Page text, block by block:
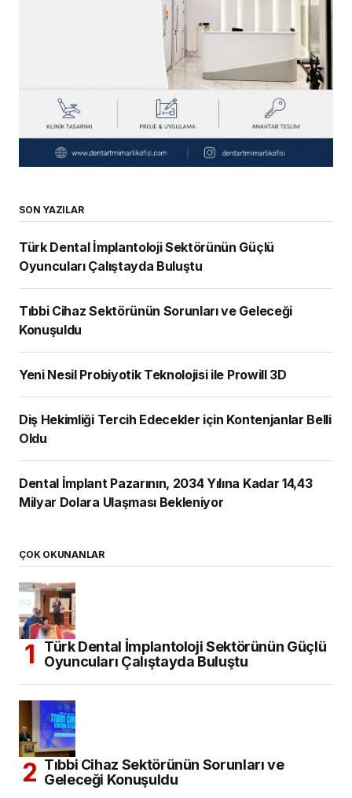
SON YAZILAR
Türk Dental İmplantoloji Sektörünün Güçlü
Oyuncuları Çalıştayda Buluştu
Tıbbi Cihaz Sektörünün Sorunları ve Geleceği
Konuşuldu
Yeni Nesil Probiyotik Teknolojisi ile Prowill 3D
Diş Hekimliği Tercih Edecekler için Kontenjanlar Belli
Oldu
Dental İmplant Pazarının, 2034 Yılına Kadar 14,43
Milyar Dolara Ulaşması Bekleniyor
ÇOK OKUNANLAR
Türk Dental İmplantoloji Sektörünün Güçlü
Oyuncuları Çalıştayda Buluştu
Tıbbi Cihaz Sektörünün Sorunları ve
Geleceği Konuşuldu